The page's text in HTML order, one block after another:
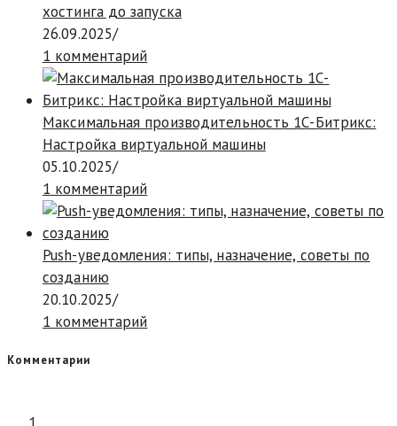
хостинга до запуска
26.09.2025/
1 комментарий
Максимальная производительность 1С-Битрикс:
Настройка виртуальной машины
05.10.2025/
1 комментарий
Push-уведомления: типы, назначение, советы по
созданию
20.10.2025/
1 комментарий
Комментарии